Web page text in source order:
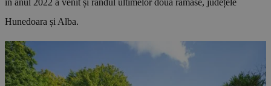
Hunedoara și Alba.